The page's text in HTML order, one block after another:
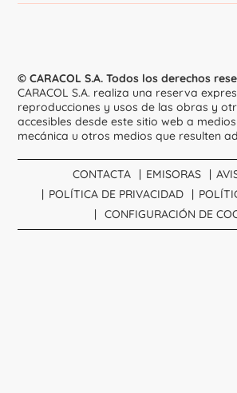
© CARACOL S.A. Todos los derechos
CARACOL S.A. realiza una reserva
reproducciones y usos de las obras y
accesibles desde este sitio web a
mecánica u otros medios que resulten
CONTACTA EMISORAS
POLÍTICA DE PRIVACIDAD
CONFIGURACIÓN DE